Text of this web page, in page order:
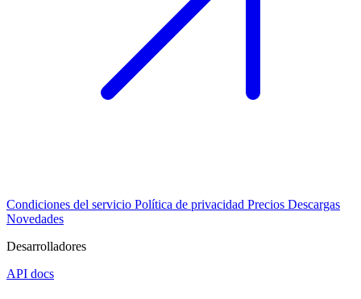
Condiciones del servicio Política de privacidad Precios Descargas
Novedades
Desarrolladores
API docs